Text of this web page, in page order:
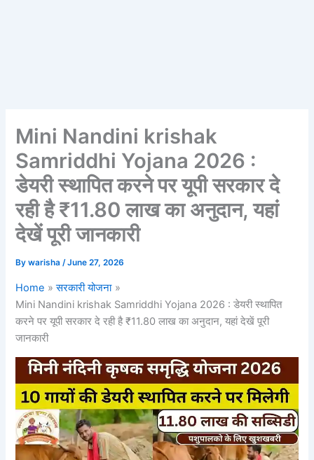
Mini Nandini krishak
Samriddhi Yojana 2026 :
डेयरी स्थापित करने पर यूपी सरकार दे
रही है ₹11.80 लाख का अनुदान, यहां
देखें पूरी जानकारी
Bywarisha/June 27, 2026
Home
सरकारी योजना
Mini Nandini krishak Samriddhi Yojana 2026 : डेयरी स्थापित
करने पर यूपी सरकार दे रही है ₹11.80 लाख का अनुदान, यहां देखें पूरी
जानकारी